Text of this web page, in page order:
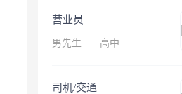
营业员
男先生 · 高中
司机/交通